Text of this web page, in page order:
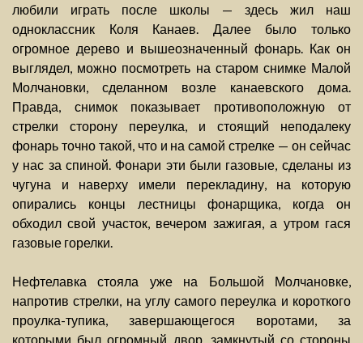
любили играть после школы — здесь жил наш
одноклассник Коля Канаев. Далее было только
огромное дерево и вышеозначенный фонарь. Как он
выглядел, можно посмотреть на старом снимке Малой
Молчановки, сделанном возле канаевского дома.
Правда, снимок показывает противоположную от
стрелки сторону переулка, и стоящий неподалеку
фонарь точно такой, что и на самой стрелке — он сейчас
у нас за спиной. Фонари эти были газовые, сделаны из
чугуна и наверху имели перекладину, на которую
опирались концы лестницы фонарщика, когда он
обходил свой участок, вечером зажигая, а утром гася
газовые горелки.
Нефтелавка стояла уже на Большой Молчановке,
напротив стрелки, на углу самого переулка и короткого
проулка-тупика, завершающегося воротами, за
которыми был огромный двор, замкнутый со стороны